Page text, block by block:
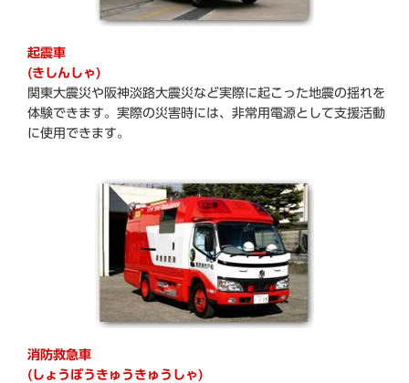
起震車
(きしんしゃ)
関東大震災や阪神淡路大震災など実際に起こった地震の揺れを
体験できます。実際の災害時には、非常用電源として支援活動
に使用できます。
消防救急車
(しょうぼうきゅうきゅうしゃ)